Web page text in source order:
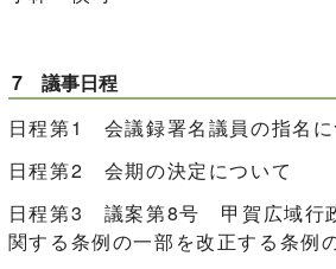
7 議事日程
日程第1 会議録署名議員の指名に
日程第2 会期の決定について
日程第3 議案第8号 甲賀広域行
関する条例の一部を改正する条例